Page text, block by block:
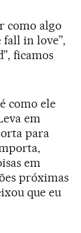
como algo
fall in love”,
ficamos
como ele
em
para
em
próximas
que eu